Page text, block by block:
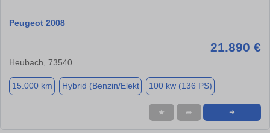
Peugeot 2008
21.890 €
Heubach, 73540
15.000 km Hybrid (Benzin/Elekt 100 kw (136 PS)
★ ➦ ➜